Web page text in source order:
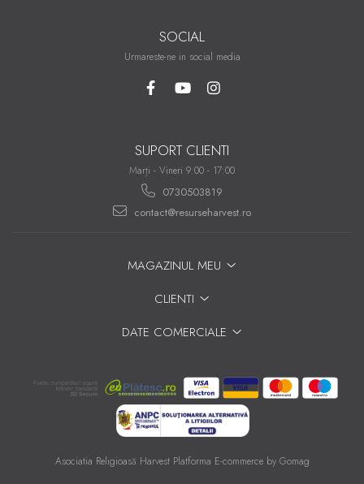
SOCIAL
Urmareste-ne in social media
SUPORT CLIENTI
Marți - Vineri 9:00 - 17:00
0730503819
contact@resurseharvest.ro
MAGAZINUL MEU
CLIENTI
DATE COMERCIALE
Asociatia Religioasă Harvest Platforma E-commerce by Gomag